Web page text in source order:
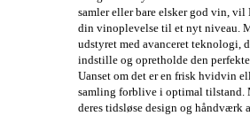
samler eller bare elsker god vin,
din vinoplevelse til et nyt niveau.
udstyret med avanceret teknologi,
indstille og opretholde den
Uanset om det er en frisk hvidvin
samling forblive i optimal tilstand.
deres tidsløse design og håndværk